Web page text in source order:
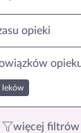
opieki
leków
więcej filtrów